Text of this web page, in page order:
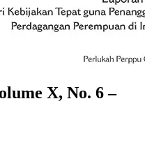
X, No. 6 –